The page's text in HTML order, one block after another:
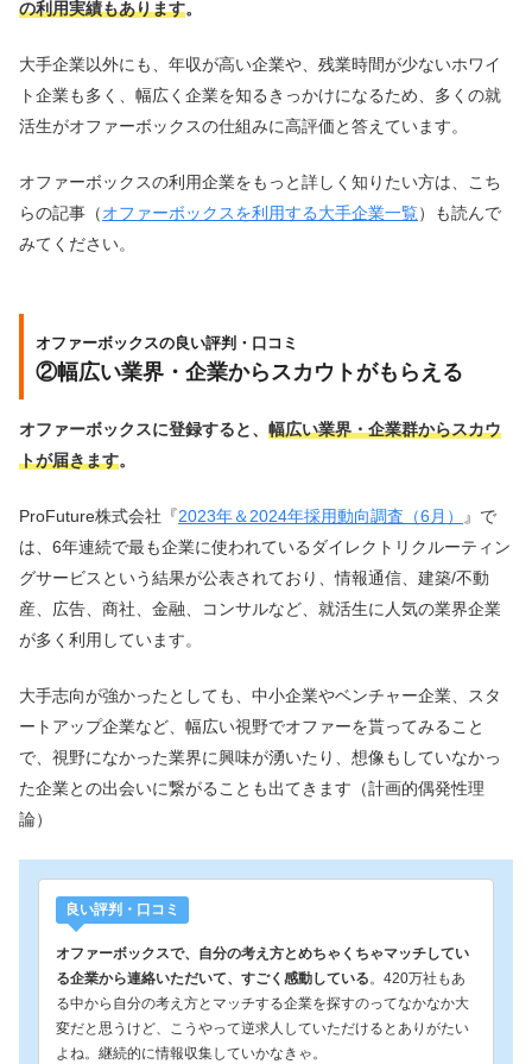
の利用実績もあります。
大手企業以外にも、年収が高い企業や、残業時間が少ないホワイ
ト企業も多く、幅広く企業を知るきっかけになるため、多くの就
活生がオファーボックスの仕組みに高評価と答えています。
オファーボックスの利用企業をもっと詳しく知りたい方は、こち
らの記事（オファーボックスを利用する大手企業一覧）も読んで
みてください。
オファーボックスの良い評判・口コミ
②幅広い業界・企業からスカウトがもらえる
オファーボックスに登録すると、 幅広い業界・企業群からスカウ
トが届きます。
ProFuture株式会社『2023年＆2024年採用動向調査（6月）
』で
は、6年連続で最も企業に使われているダイレクトリクルーティン
グサービスという結果が公表されており、情報通信、建築/不動
産、広告、商社、金融、コンサルなど、就活生に人気の業界企業
が多く利用しています。
大手志向が強かったとしても、中小企業やベンチャー企業、スタ
ートアップ企業など、幅広い視野でオファーを貰ってみること
で、視野になかった業界に興味が湧いたり、想像もしていなかっ
た企業との出会いに繋がることも出てきます（計画的偶発性理
論）
良い評判・口コミ
オファーボックスで、自分の考え方とめちゃくちゃマッチしてい
る企業から連絡いただいて、すごく感動している 。420万社もあ
る中から自分の考え方とマッチする企業を探すのってなかなか大
変だと思うけど、こうやって逆求人していただけるとありがたい
よね。継続的に情報収集していかなきゃ。